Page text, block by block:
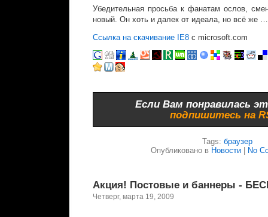
Убедительная просьба к фанатам ослов,
новый. Он хоть и далек от идеала, но всё же …
Ссылка на скачивание IE8 с microsoft.com
Если Вам понравилась
подпишитесь на
Tags: браузер
Опубликовано в Новости No
Акция! Постовые и баннеры -
Четверг, марта 19, 2009